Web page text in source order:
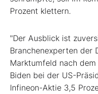
Prozent klettern.
"Der Ausblick ist
Branchenexperten der
Marktumfeld nach
Biden bei der US-
Infineon-Aktie 3,5